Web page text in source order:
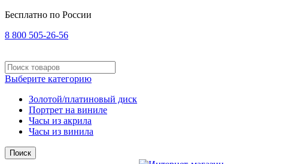
Бесплатно по России
8 800 505-26-56
Выберите категорию
Золотой/платиновый диск
Портрет на виниле
Часы из акрила
Часы из винила
Поиск